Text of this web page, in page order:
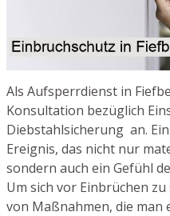
Als Aufsperrdienst in
Konsultation bezüglich
Diebstahlsicherung an.
Ereignis, das nicht nur
sondern auch ein Gefühl
Um sich vor Einbrüchen
von Maßnahmen, die man